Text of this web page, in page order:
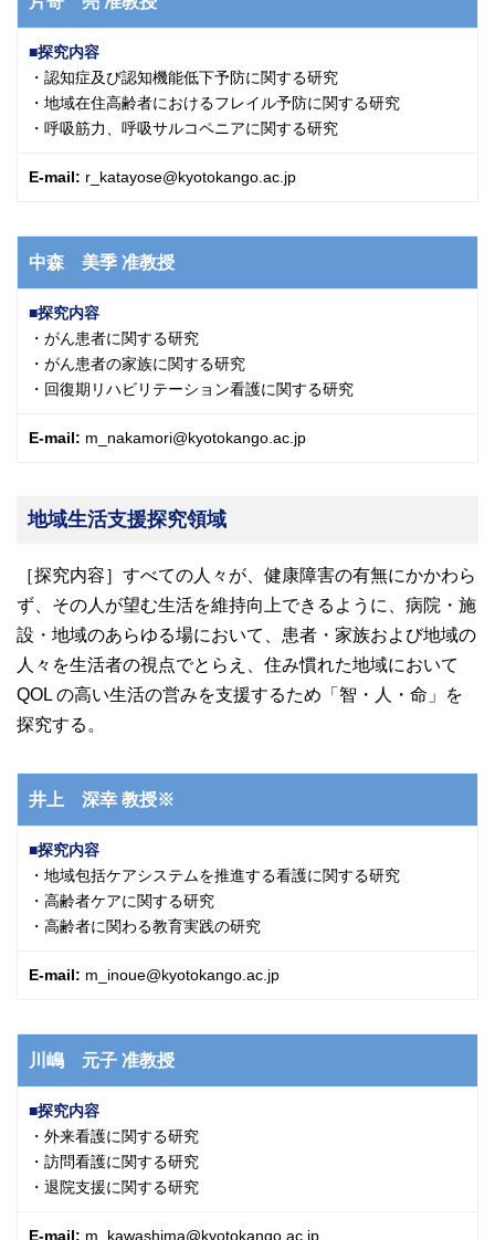
探究内容
・認知症及び認知機能低下予防に関する研究
・地域在住高齢者におけるフレイル予防に関する研究
・呼吸筋力、呼吸サルコペニアに関する研究
E-mail: r_katayose@kyotokango.ac.jp
中森 美季 准教授
探究内容
・がん患者に関する研究
・がん患者の家族に関する研究
・回復期リハビリテーション看護に関する研究
E-mail: m_nakamori@kyotokango.ac.jp
地域生活支援探究領域
［探究内容］すべての人々が、健康障害の有無にかかわら
ず、その人が望む生活を維持向上できるように、病院・施
設・地域のあらゆる場において、患者・家族および地域の
人々を生活者の視点でとらえ、住み慣れた地域において
QOL の高い生活の営みを支援するため「智・人・命」を
探究する。
井上 深幸 教授※
探究内容
・地域包括ケアシステムを推進する看護に関する研究
・高齢者ケアに関する研究
・高齢者に関わる教育実践の研究
E-mail: m_inoue@kyotokango.ac.jp
川嶋 元子 准教授
探究内容
・外来看護に関する研究
・訪問看護に関する研究
・退院支援に関する研究
E-mail: m_kawashima@kyotokango.ac.jp